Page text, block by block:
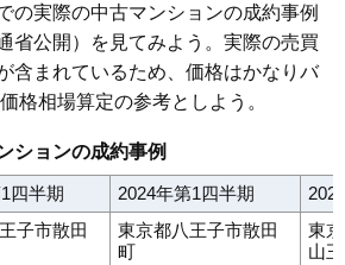
の実際の中古マンションの成約事例
省公開）を見てみよう。実際の売買
含まれているため、価格はかなりバ
格相場算定の参考としよう。
ションの成約事例
四半期 2024年第1四半期
子市散田
東京都八王子市散田
町
東
山王